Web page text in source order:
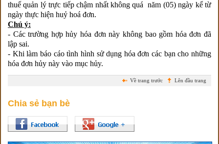
thuế quản lý trực tiếp chậm nhất không quá năm (05) ngày kể từ
ngày thực hiện huỷ hoá đơn.
Chú ý:
- Các trường hợp hủy hóa đơn này không bao gồm hóa đơn đã
lập sai.
- Khi làm báo cáo tình hình sử dụng hóa đơn các bạn cho những
hóa đơn hủy này vào mục hủy.
Lên đầu trang
Về trang trước
Chia sẻ bạn bè